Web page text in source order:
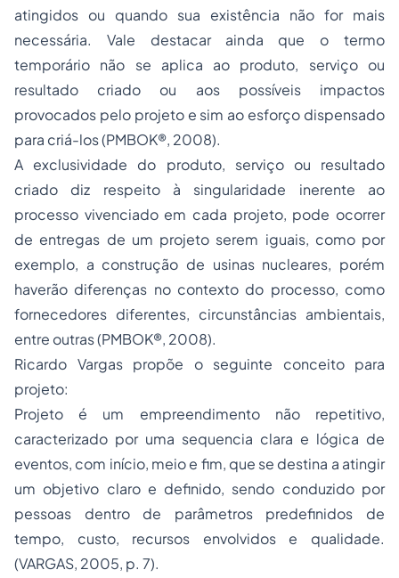
atingidos ou quando sua existência não for mais
necessária. Vale destacar ainda que o termo
temporário não se aplica ao produto, serviço ou
resultado criado ou aos possíveis impactos
provocados pelo projeto e sim ao esforço dispensado
para criá-los (PMBOK®, 2008).
A exclusividade do produto, serviço ou resultado
criado diz respeito à singularidade inerente ao
processo vivenciado em cada projeto, pode ocorrer
de entregas de um projeto serem iguais, como por
exemplo, a construção de usinas nucleares, porém
haverão diferenças no contexto do processo, como
fornecedores diferentes, circunstâncias ambientais,
entre outras (PMBOK®, 2008).
Ricardo Vargas propõe o seguinte conceito para
projeto:
Projeto é um empreendimento não repetitivo,
caracterizado por uma sequencia clara e lógica de
eventos, com início, meio e fim, que se destina a atingir
um objetivo claro e definido, sendo conduzido por
pessoas dentro de parâmetros predefinidos de
tempo, custo, recursos envolvidos e qualidade.
(VARGAS, 2005, p. 7).